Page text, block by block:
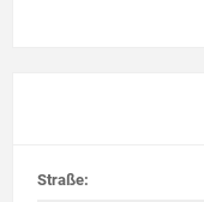
Straße: